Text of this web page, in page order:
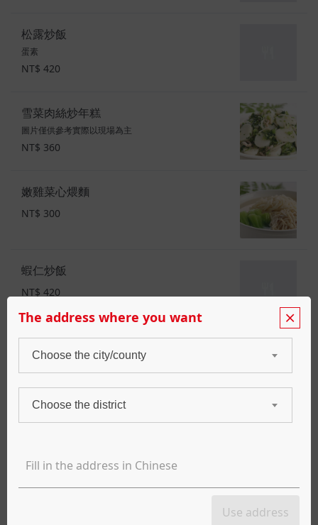
松露炒飯
蛋素
NT$ 420
雪菜肉絲炒年糕
圖片僅供參考實際以現場為主
NT$ 360
嫩雞菜心煨麵
NT$ 300
蝦仁炒飯
NT$ 420
三杯茄子煲
冬菇豆腐
The address where you want
Choose the city/county
Choose the district
Use address